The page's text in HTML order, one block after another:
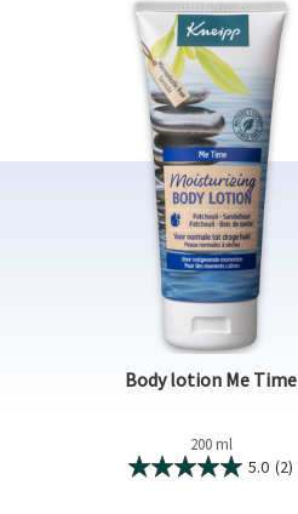
Body lotion Me Time
200 ml
5.0 (2)